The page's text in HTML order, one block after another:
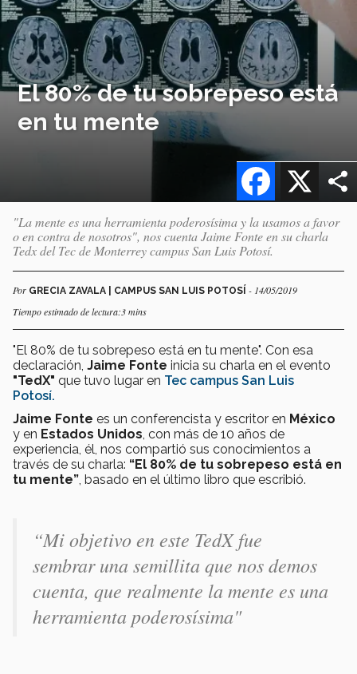
El 80% de tu sobrepeso está
en tu mente
X
Facebook
"La mente es una herramienta poderosísima y la usamos a favor
o en contra de nosotros", nos cuenta Jaime Fonte en su charla
Tedx del Tec de Monterrey campus San Luis Potosí.
Por GRECIA ZAVALA | CAMPUS SAN LUIS POTOSÍ - 14/05/2019
Tiempo estimado de lectura:3 mins
"El 80% de tu sobrepeso está en tu mente". Con esa
declaración, Jaime Fonte inicia su charla en el evento
"TedX" que tuvo lugar en Tec campus San Luis
Potosí.
Jaime Fonte es un conferencista y escritor en México
y en Estados Unidos , con más de 10 años de
experiencia, él, nos compartió sus conocimientos a
través de su charla: “El 80% de tu sobrepeso está en
tu mente” , basado en el último libro que escribió.
“Mi objetivo en este TedX fue
sembrar una semillita que nos demos
cuenta, que realmente la mente es una
herramienta poderosísima"